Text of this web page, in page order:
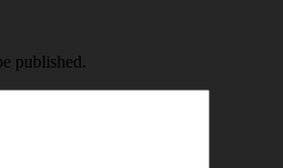
published.